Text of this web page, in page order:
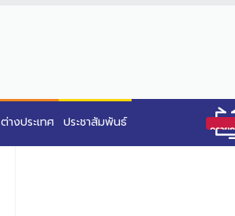
ต่างประเทศ ประชาสัมพันธ์